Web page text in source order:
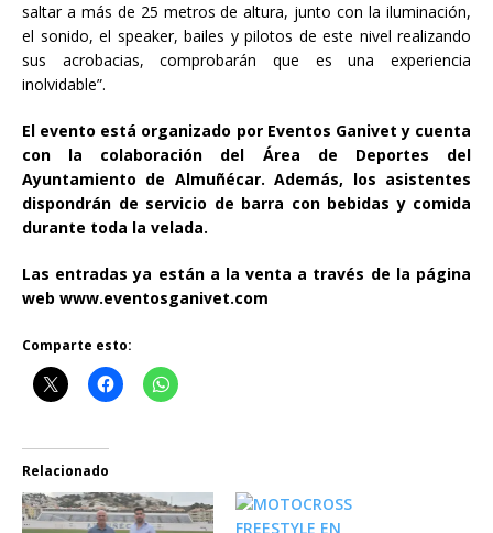
saltar a más de 25 metros de altura, junto con la iluminación,
el sonido, el speaker, bailes y pilotos de este nivel realizando
sus acrobacias, comprobarán que es una experiencia
inolvidable”.
El evento está organizado por Eventos Ganivet y cuenta
con la colaboración del Área de Deportes del
Ayuntamiento de Almuñécar. Además, los asistentes
dispondrán de servicio de barra con bebidas y comida
durante toda la velada.
Las entradas ya están a la venta a través de la página
web www.eventosganivet.com
Comparte esto:
Relacionado